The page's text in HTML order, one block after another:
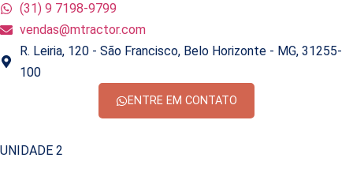
(31) 9 7198-9799
vendas@mtractor.com
R. Leiria, 120 - São Francisco, Belo Horizonte - MG, 31255-
100
ENTRE EM CONTATO
UNIDADE 2